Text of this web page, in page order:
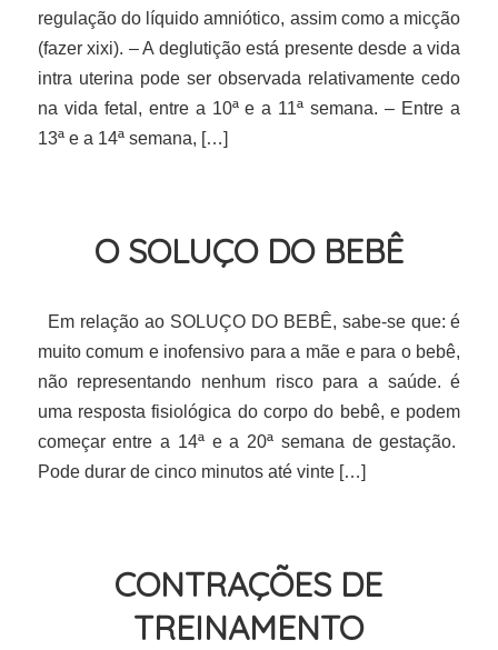
regulação do líquido amniótico, assim como a micção
(fazer xixi). – A deglutição está presente desde a vida
intra uterina pode ser observada relativamente cedo
na vida fetal, entre a 10ª e a 11ª semana. – Entre a
13ª e a 14ª semana, […]
O SOLUÇO DO BEBÊ
Em relação ao SOLUÇO DO BEBÊ, sabe-se que: é
muito comum e inofensivo para a mãe e para o bebê,
não representando nenhum risco para a saúde. é
uma resposta fisiológica do corpo do bebê, e podem
começar entre a 14ª e a 20ª semana de gestação.
Pode durar de cinco minutos até vinte […]
CONTRAÇÕES DE
TREINAMENTO